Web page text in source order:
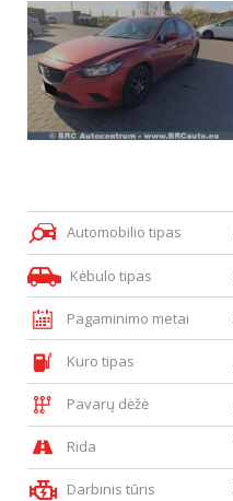
Automobilio tipas
Kėbulo tipas
Pagaminimo metai
Kuro tipas
Pavarų dėžė
Rida
Darbinis tūris